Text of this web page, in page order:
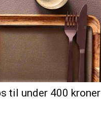
til under 400 kroner